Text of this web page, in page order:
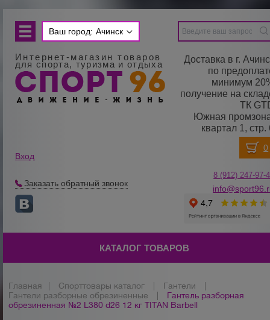
Ваш город: Ачинск
Интернет-магазин товаров
для спорта, туризма и отдыха
Доставка в г.
по
минимум
получение на
ТК
Южная
квартал 1, стр.
Вход
Заказать обратный звонок
8 (912) 247-97-
КАТАЛОГ ТОВАРОВ
Главная Спорттовары каталог Гантели
Гантели разборные обрезиненные
Гантель разборная
обрезиненная №2 L380 d26 12 кг TITAN Barbell